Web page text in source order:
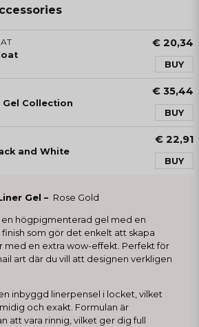
€ 20,34
BUY
Gel Collection
€ 35,44
BUY
and White
€ 22,91
BUY
Gel – Rose Gold
en högpigmenterad gel med en
som gör det enkelt att skapa
med en extra wow-effekt. Perfekt för
art där du vill att designen verkligen
inbyggd linerpensel i locket, vilket
och exakt. Formulan är
att vara rinnig, vilket ger dig full